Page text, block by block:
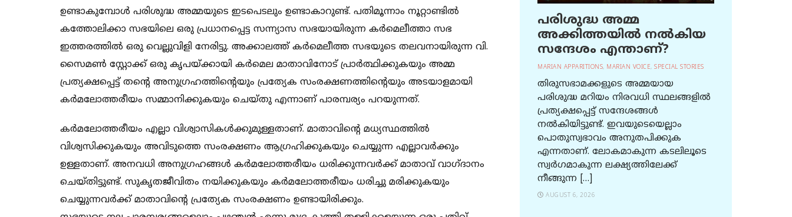
ഉണ്ടാകുമ്പോള്‍ പരിശുദ്ധ അമ്മയുടെ ഇടപെടലും ഉണ്ടാകാറുണ്ട്. പതിമൂന്നാം നൂറ്റാണ്ടില്‍
കത്തോലിക്കാ സഭയിലെ ഒരു പ്രധാനപ്പെട്ട സന്ന്യാസ സഭയായിരുന്ന കര്‍മെലീത്താ സഭ
ഇത്തരത്തില്‍ ഒരു വെല്ലുവിളി നേരിട്ടു. അക്കാലത്ത് കര്‍മെലീത്ത സഭയുടെ തലവനായിരുന്ന വി.
സൈമണ്‍ സ്റ്റോക്ക് ഒരു കൃപയ്ക്കായി കര്‍മെല മാതാവിനോട് പ്രാര്‍ത്ഥിക്കുകയും അമ്മ
പ്രത്യക്ഷപ്പെട്ട് തന്റെ അനുഗ്രഹത്തിന്റെയും പ്രത്യേക സംരക്ഷണത്തിന്റെയും അടയാളമായി
കര്‍മലോത്തരീയം സമ്മാനിക്കുകയും ചെയ്തു എന്നാണ് പാരമ്പര്യം പറയുന്നത്.
കര്‍മലോത്തരീയം എല്ലാ വിശ്വാസികള്‍ക്കുമുള്ളതാണ്. മാതാവിന്റെ മധ്യസ്ഥത്തില്‍
വിശ്വസിക്കുകയും അവിടുത്തെ സംരക്ഷണം ആഗ്രഹിക്കുകയും ചെയ്യുന്ന എല്ലാവര്‍ക്കും
ഉള്ളതാണ്. അനവധി അനുഗ്രഹങ്ങള്‍ കര്‍മലോത്തരീയം ധരിക്കുന്നവര്‍ക്ക് മാതാവ് വാഗ്ദാനം
ചെയ്തിട്ടുണ്ട്. സുകൃതജീവിതം നയിക്കുകയും കര്‍മലോത്തരീയം ധരിച്ചു മരിക്കുകയും
ചെയ്യുന്നവര്‍ക്ക് മാതാവിന്റെ പ്രത്യേക സംരക്ഷണം ഉണ്ടായിരിക്കും.
പരിശുദ്ധ അമ്മ
അക്കിത്തയില്‍ നല്‍കിയ
സന്ദേശം എന്താണ്?
MARIAN APPARITIONS, MARIAN VOICE, SPECIAL STORIES
തിരുസഭാമക്കളുടെ അമ്മയായ
പരിശുദ്ധ മറിയം നിരവധി സ്ഥലങ്ങളിൽ
പ്രത്യക്ഷപ്പെട്ട് സന്ദേശങ്ങൾ
നൽകിയിട്ടുണ്ട്. ഇവയുടെയെല്ലാം
പൊതുസ്വഭാവം അനുതപിക്കുക
എന്നതാണ്. ലോകമാകുന്ന കടലിലൂടെ
സ്വർഗമാകുന്ന ലക്ഷ്യത്തിലേക്ക്
നീങ്ങുന്ന […]
AUGUST 6, 2026